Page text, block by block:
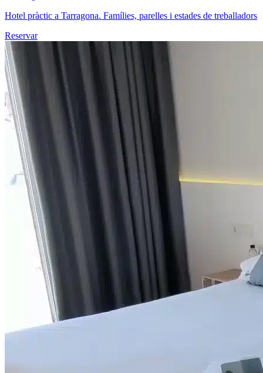
Hotel pràctic a Tarragona. Famílies, parelles i estades de treballadors
Reservar